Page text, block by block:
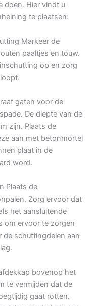
doen. Hier vindt u
te plaatsen:
Markeer de
paaltjes en touw.
op en zorg
gaten voor de
De diepte van de
zijn. Plaats de
aan met betonmortel
plaat in de
word.
Plaats de
Zorg ervoor dat
het aansluitende
om ervoor te zorgen
de schuttingdelen aan
bovenop het
te vermijden dat de
gaat rotten.